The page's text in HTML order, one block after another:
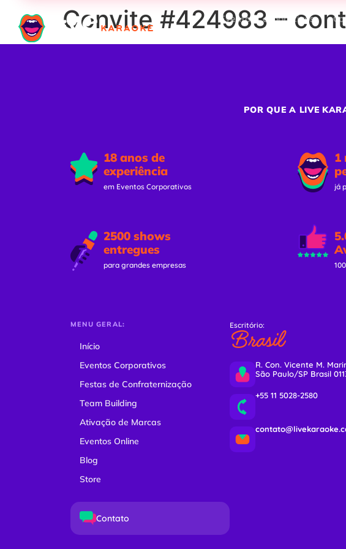
Eventos Corporativos
Convite #424983 –
POR QUE A LIVE
18 anos de
experiência
em Eventos Corporativos
2500 shows
entregues
para grandes empresas
1
já
MENU GERAL:
Início
Eventos Corporativos
Festas de Confraternização
Team Building
Ativação de Marcas
Eventos Online
Blog
Store
Contato
Escritório:
Brasil
R. Con. Vicente M.
São Paulo/SP Brasil
+55 11 5028-2580